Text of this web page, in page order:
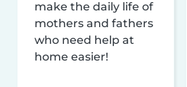
make the daily life of
mothers and fathers
who need help at
home easier!